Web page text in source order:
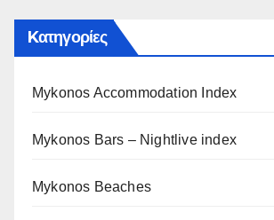
Kατηγορίες
Mykonos Accommodation Index
Mykonos Bars – Nightlive index
Mykonos Beaches